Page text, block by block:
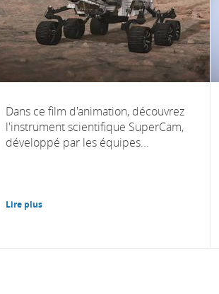
Dans ce film d'animation, découvrez
l'instrument scientifique SuperCam,
développé par les équipes...
Lire plus